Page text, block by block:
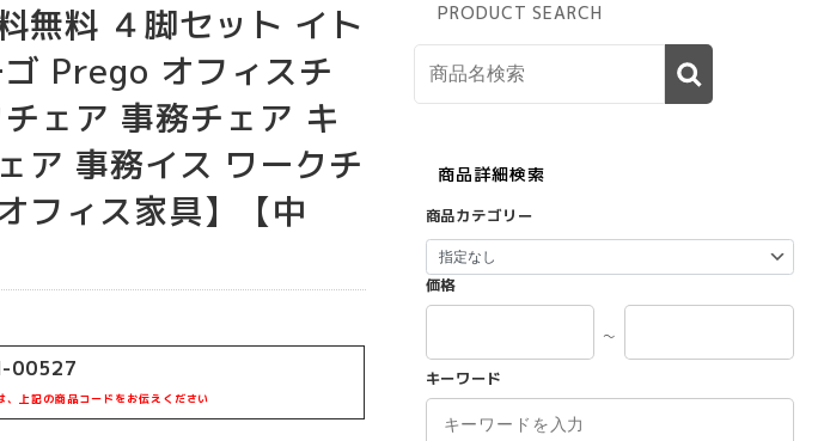
無料 ４脚セット イト
Prego オフィスチ
ェア 事務チェア キ
ア 事務イス ワークチ
フィス家具】【中
00527
、上記の商品コードをお伝えください
PRODUCT SEARCH
商品詳細検索
商品カテゴリー
価格
～
キーワード